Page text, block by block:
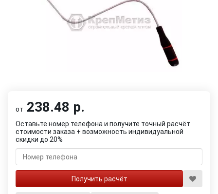
от 238.48 р.
Оставьте номер телефона и получите точный расчёт
стоимости заказа + возможность индивидуальной
скидки до 20%